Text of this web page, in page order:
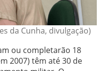
da Cunha, divulgação)
ou completarão 18
2007) têm até 30 de